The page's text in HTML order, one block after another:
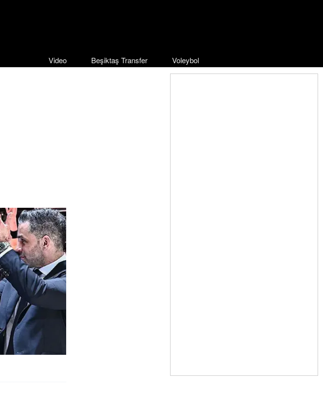
Video Beşiktaş Transfer Voleybol